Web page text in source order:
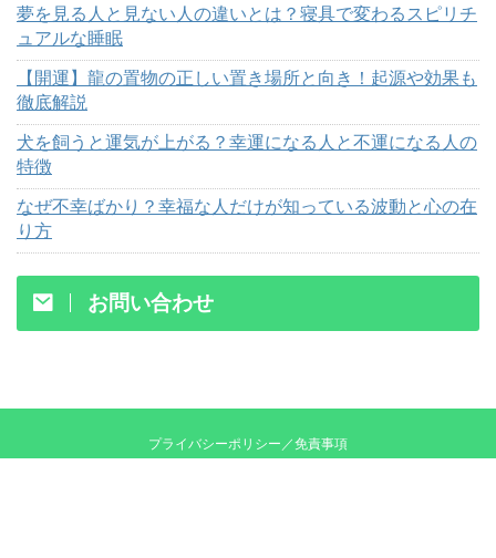
夢を見る人と見ない人の違いとは？寝具で変わるスピリチ
ュアルな睡眠
【開運】龍の置物の正しい置き場所と向き！起源や効果も
徹底解説
犬を飼うと運気が上がる？幸運になる人と不運になる人の
特徴
なぜ不幸ばかり？幸福な人だけが知っている波動と心の在
り方
お問い合わせ
プライバシーポリシー／免責事項